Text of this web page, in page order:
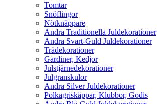
Tomtar
Snöflingor
Nötknäppare
Andra Traditionella Juldekorationer
Andra Svart-Guld Juldekorationer
Trädekorationer
Gardiner, Kedjor
Julstjärnedekorationer
Julgranskulor
Andra Silver Juldekorationer
Polkagriskäppar, Klubbor, Godis